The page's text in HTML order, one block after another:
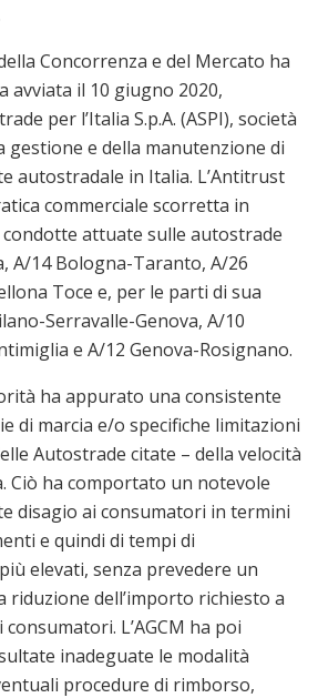
Concorrenza e del Mercato ha
avviata il 10 giugno 2020,
per l’Italia S.p.A. (ASPI), società
gestione e della manutenzione di
autostradale in Italia. L’Antitrust
commerciale scorretta in
condotte attuate sulle autostrade
A/14 Bologna-Taranto, A/26
Toce e, per le parti di sua
Serravalle-Genova, A/10
e A/12 Genova-Rosignano.
ha appurato una consistente
di marcia e/o specifiche limitazioni
Autostrade citate – della velocità
Ciò ha comportato un notevole
disagio ai consumatori in termini
e quindi di tempi di
elevati, senza prevedere un
riduzione dell’importo richiesto a
L’AGCM ha poi
inadeguate le modalità
procedure di rimborso,